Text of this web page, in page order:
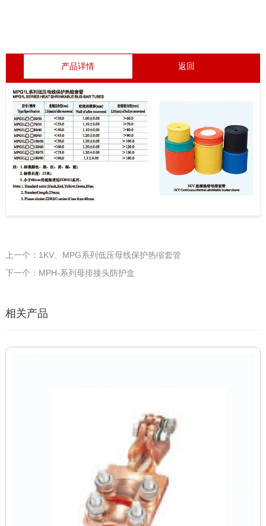
产品详情 返回
上一个：1KV、MPG系列低压母线保护热缩套管
下一个：MPH-系列母排接头防护盒
相关产品